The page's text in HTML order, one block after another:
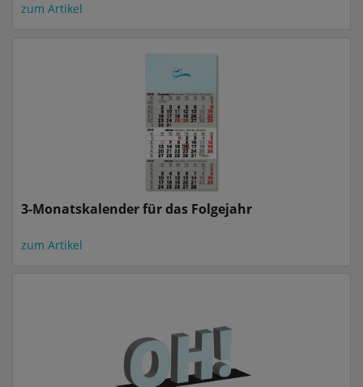
zum Artikel
3-Monatskalender für das Folgejahr
zum Artikel